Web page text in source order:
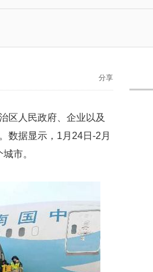
分享
区人民政府、企业以及
数据显示，1月24日-2月
市。